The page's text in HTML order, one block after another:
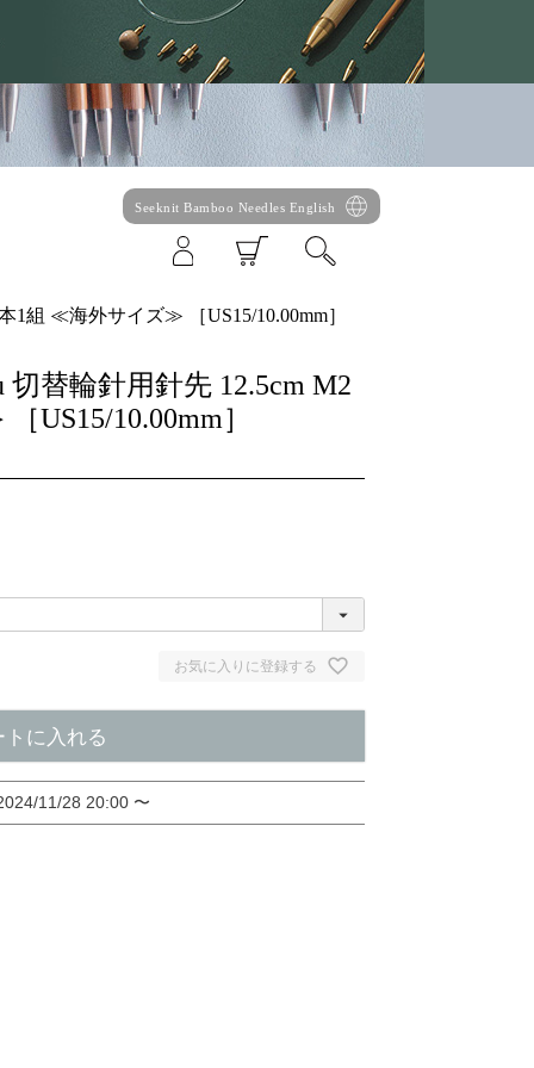
Seeknit Bamboo Needles English
1組 ≪海外サイズ≫ ［US15/10.00mm］
切替輪針用針先 12.5cm M2
US15/10.00mm］
お気に入りに登録する
トに入れる
11/28 20:00 〜